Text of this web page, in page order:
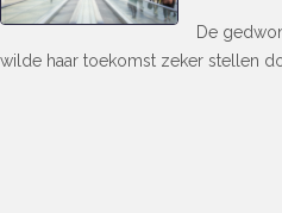
De
wilde haar toekomst zeker stellen